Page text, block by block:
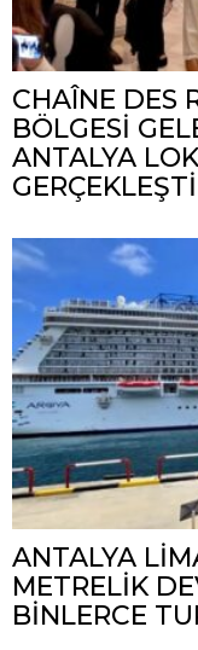
CHAÎNE DES
BÖLGESİ
ANTALYA
GERÇEKLEŞTİ
ANTALYA
METRELİK
BİNLERCE